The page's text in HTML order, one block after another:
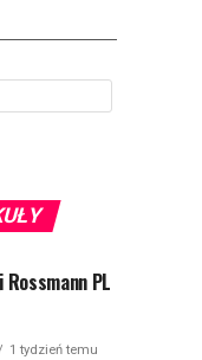
PL
1 tydzień temu